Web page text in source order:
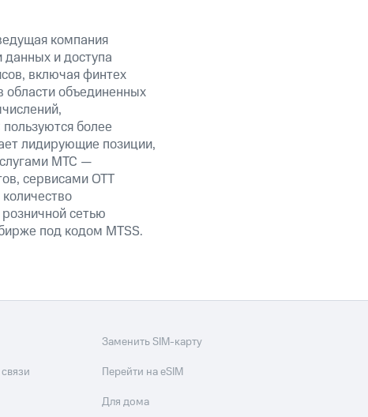
компания
данных и доступа
включая финтех
объединенных
более
лидирующие позиции,
МТС —
сервисами OTT
сетью
под кодом MTSS.
Заменить SIM-карту
Перейти на eSIM
Для дома